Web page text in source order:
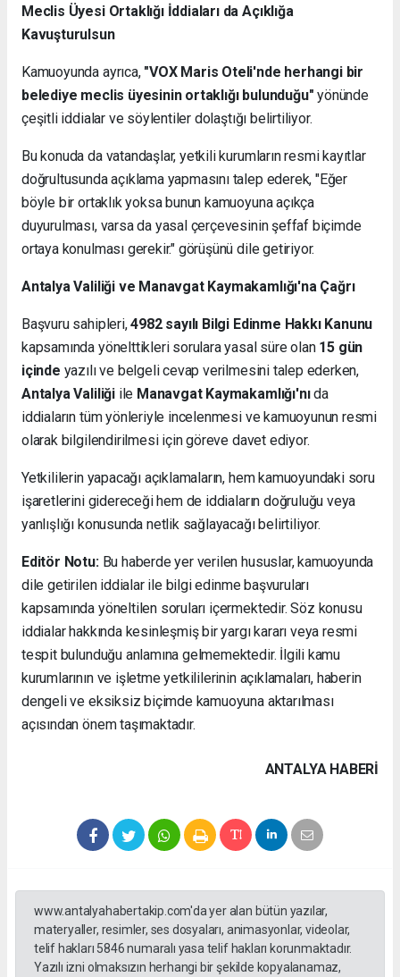
Meclis Üyesi Ortaklığı İddiaları da Açıklığa
Kavuşturulsun
Kamuoyunda ayrıca, "VOX Maris Oteli'nde herhangi bir
belediye meclis üyesinin ortaklığı bulunduğu" yönünde
çeşitli iddialar ve söylentiler dolaştığı belirtiliyor.
Bu konuda da vatandaşlar, yetkili kurumların resmi kayıtlar
doğrultusunda açıklama yapmasını talep ederek, "Eğer
böyle bir ortaklık yoksa bunun kamuoyuna açıkça
duyurulması, varsa da yasal çerçevesinin şeffaf biçimde
ortaya konulması gerekir." görüşünü dile getiriyor.
Antalya Valiliği ve Manavgat Kaymakamlığı'na Çağrı
Başvuru sahipleri,4982 sayılı Bilgi Edinme Hakkı Kanunu
kapsamında yönelttikleri sorulara yasal süre olan 15 gün
içinde yazılı ve belgeli cevap verilmesini talep ederken,
Antalya Valiliğiile Manavgat Kaymakamlığı'nıda
iddiaların tüm yönleriyle incelenmesi ve kamuoyunun resmi
olarak bilgilendirilmesi için göreve davet ediyor.
Yetkililerin yapacağı açıklamaların, hem kamuoyundaki soru
işaretlerini gidereceği hem de iddiaların doğruluğu veya
yanlışlığı konusunda netlik sağlayacağı belirtiliyor.
Editör Notu:Bu haberde yer verilen hususlar, kamuoyunda
dile getirilen iddialar ile bilgi edinme başvuruları
kapsamında yöneltilen soruları içermektedir. Söz konusu
iddialar hakkında kesinleşmiş bir yargı kararı veya resmi
tespit bulunduğu anlamına gelmemektedir. İlgili kamu
kurumlarının ve işletme yetkililerinin açıklamaları, haberin
dengeli ve eksiksiz biçimde kamuoyuna aktarılması
açısından önem taşımaktadır.
ANTALYA HABERİ
www.antalyahabertakip.com'da yer alan bütün yazılar,
materyaller, resimler, ses dosyaları, animasyonlar, videolar,
telif hakları 5846 numaralı yasa telif hakları korunmaktadır.
Yazılı izni olmaksızın herhangi bir şekilde kopyalanamaz,